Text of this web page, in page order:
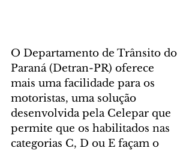
O Departamento de Trânsito do
Paraná (Detran-PR) oferece
mais uma facilidade para os
motoristas, uma solução
desenvolvida pela Celepar que
permite que os habilitados nas
categorias C, D ou E façam o